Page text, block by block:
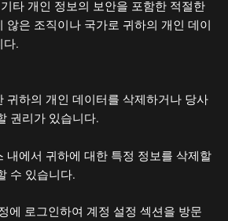
타 개인 정보의 보안을 포함한 적절한
않은 조직이나 국가로 귀하의 개인 데이
다.
귀하의 개인 데이터를 삭제하거나 당사
권리가 있습니다.
내에서 귀하에 대한 특정 정보를 삭제할
수 있습니다.
에 로그인하여 계정 설정 섹션을 방문